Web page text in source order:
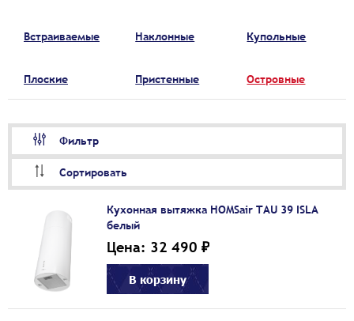
Встраиваемые Наклонные Купольные
Плоские Пристенные Островные
Фильтр
Сортировать
Кухонная вытяжка HOMSair TAU 39 ISLA
белый
Цена: 32 490 ₽
В корзину